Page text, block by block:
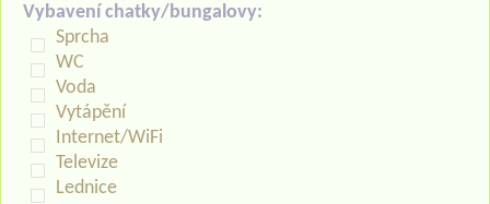
Vybavení chatky/bungalovy:
Sprcha
WC
Voda
Vytápění
Internet/WiFi
Televize
Lednice